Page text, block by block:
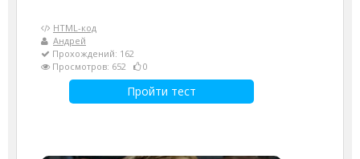
HTML-код
Андрей
Прохождений: 162
Просмотров: 652
0
Пройти тест